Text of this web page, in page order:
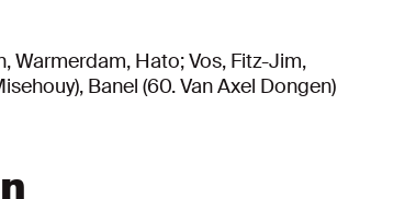
Warmerdam, Hato; Vos, Fitz-Jim,
Banel (60. Van Axel Dongen)